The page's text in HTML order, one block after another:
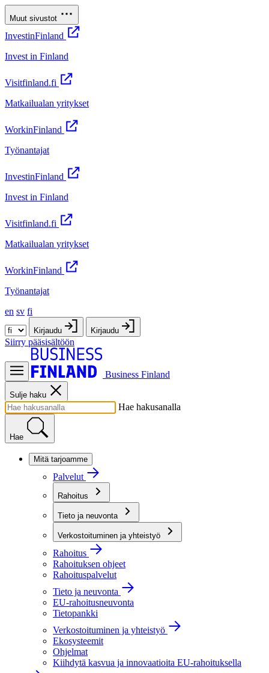
Muut sivustot
InvestinFinland
Invest in Finland
Visitfinland.fi
Matkailualan yritykset
WorkinFinland
Työnantajat
InvestinFinland
Invest in Finland
Visitfinland.fi
Matkailualan yritykset
WorkinFinland
Työnantajat
en sv fi
Kirjaudu Kirjaudu
Siirry pääsisältöön
Business Finland
Sulje haku
Hae hakusanalla
Hae
Mitä tarjoamme
Palvelut
Rahoitus
Tieto ja neuvonta
Verkostoituminen ja yhteistyö
Rahoitus
Rahoituksen ohjeet
Rahoituspalvelut
Tieto ja neuvonta
EU-rahoitusneuvonta
Tietopankki
Verkostoituminen ja yhteistyö
Ekosysteemit
Ohjelmat
Kiihdytä kasvua ja innovaatioita EU-rahoituksella